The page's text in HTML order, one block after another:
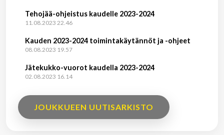
Tehojää-ohjeistus kaudelle 2023-2024
11.08.2023 22.46
Kauden 2023-2024 toimintakäytännöt ja -ohjeet
08.08.2023 19.57
Jätekukko-vuorot kaudella 2023-2024
02.08.2023 16.14
JOUKKUEEN UUTISARKISTO